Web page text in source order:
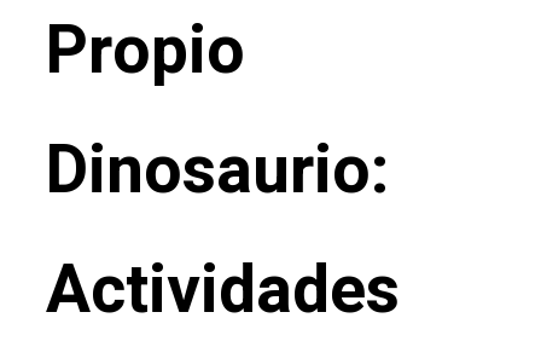
Propio
Dinosaurio:
Actividades